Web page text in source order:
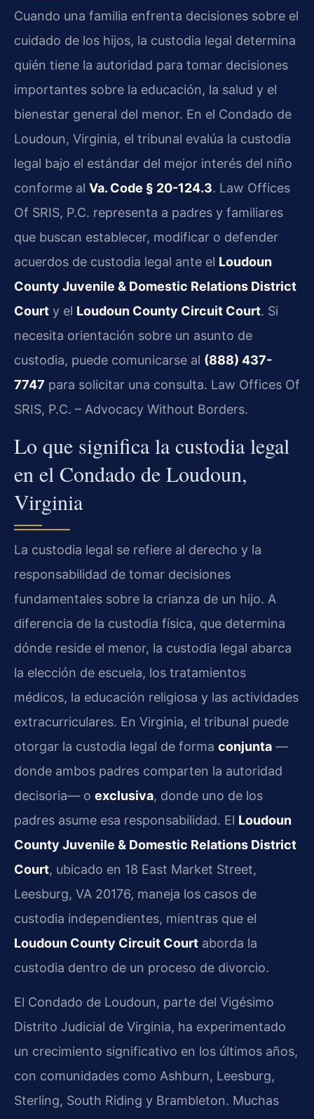
Cuando una familia enfrenta decisiones sobre el
cuidado de los hijos, la custodia legal determina
quién tiene la autoridad para tomar decisiones
importantes sobre la educación, la salud y el
bienestar general del menor. En el Condado de
Loudoun, Virginia, el tribunal evalúa la custodia
legal bajo el estándar del mejor interés del niño
conforme al Va. Code § 20-124.3. Law Offices
Of SRIS, P.C. representa a padres y familiares
que buscan establecer, modificar o defender
acuerdos de custodia legal ante el Loudoun
County Juvenile & Domestic Relations District
Court y el Loudoun County Circuit Court. Si
necesita orientación sobre un asunto de
custodia, puede comunicarse al (888) 437-
7747 para solicitar una consulta. Law Offices Of
SRIS, P.C. – Advocacy Without Borders.
Lo que significa la custodia legal
en el Condado de Loudoun,
Virginia
La custodia legal se refiere al derecho y la
responsabilidad de tomar decisiones
fundamentales sobre la crianza de un hijo. A
diferencia de la custodia física, que determina
dónde reside el menor, la custodia legal abarca
la elección de escuela, los tratamientos
médicos, la educación religiosa y las actividades
extracurriculares. En Virginia, el tribunal puede
otorgar la custodia legal de forma conjunta —
donde ambos padres comparten la autoridad
decisoria— o exclusiva, donde uno de los
padres asume esa responsabilidad. El Loudoun
County Juvenile & Domestic Relations District
Court, ubicado en 18 East Market Street,
Leesburg, VA 20176, maneja los casos de
custodia independientes, mientras que el
Loudoun County Circuit Court aborda la
custodia dentro de un proceso de divorcio.
El Condado de Loudoun, parte del Vigésimo
Distrito Judicial de Virginia, ha experimentado
un crecimiento significativo en los últimos años,
con comunidades como Ashburn, Leesburg,
Sterling, South Riding y Brambleton. Muchas